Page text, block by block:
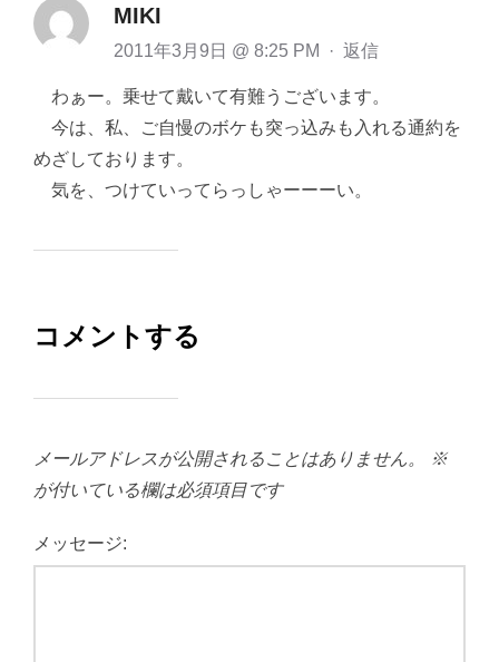
MIKI
2011年3月9日 @ 8:25 PM · 返信
わぁー。乗せて戴いて有難うございます。
今は、私、ご自慢のボケも突っ込みも入れる通約を
めざしております。
気を、つけていってらっしゃーーーい。
コメントする
メールアドレスが公開されることはありません。
※
が付いている欄は必須項目です
メッセージ: